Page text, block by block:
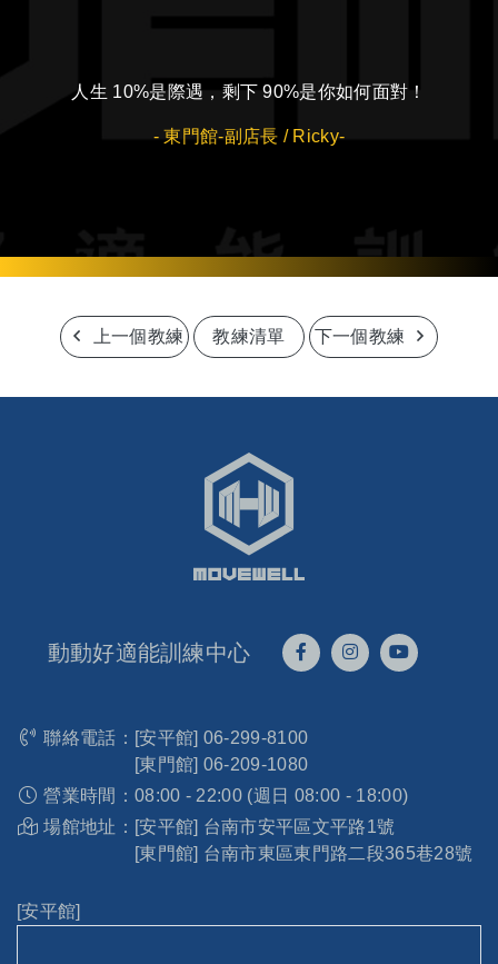
人生 10%是際遇，剩下 90%是你如何面對！
- 東門館-副店長 / Ricky-
上一個教練 教練清單 下一個教練
動動好適能訓練中心
聯絡電話： [安平館] 06-299-8100
[東門館] 06-209-1080
營業時間： 08:00 - 22:00 (週日 08:00 - 18:00)
場館地址： [安平館] 台南市安平區文平路1號
[東門館] 台南市東區東門路二段365巷28號
[安平館]